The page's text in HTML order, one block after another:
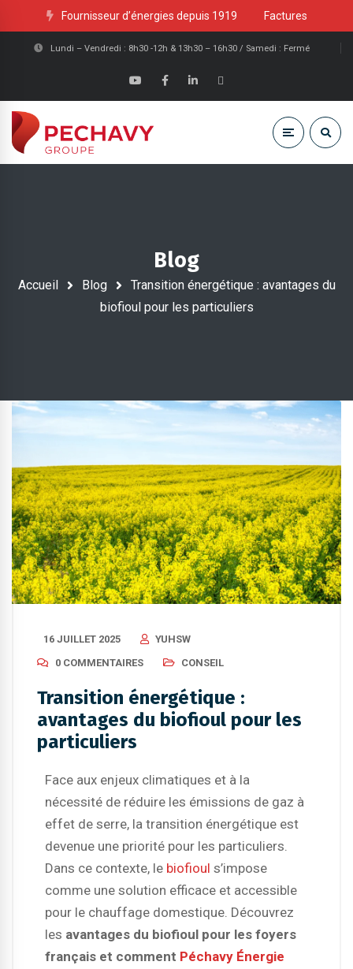
Fournisseur d’énergies depuis 1919 Factures
Lundi – Vendredi : 8h30 -12h & 13h30 – 16h30 / Samedi : Fermé
Blog
Accueil Blog
Transition énergétique : avantages du
biofioul pour les particuliers
16 JUILLET 2025
YUHSW
0 COMMENTAIRES
CONSEIL
Transition énergétique :
avantages du biofioul pour les
particuliers
Face aux enjeux climatiques et à la
nécessité de réduire les émissions de gaz à
effet de serre, la transition énergétique est
devenue une priorité pour les particuliers.
Dans ce contexte, le biofioul s’impose
comme une solution efficace et accessible
pour le chauffage domestique. Découvrez
les avantages du biofioul pour les foyers
français et comment Péchavy Énergie